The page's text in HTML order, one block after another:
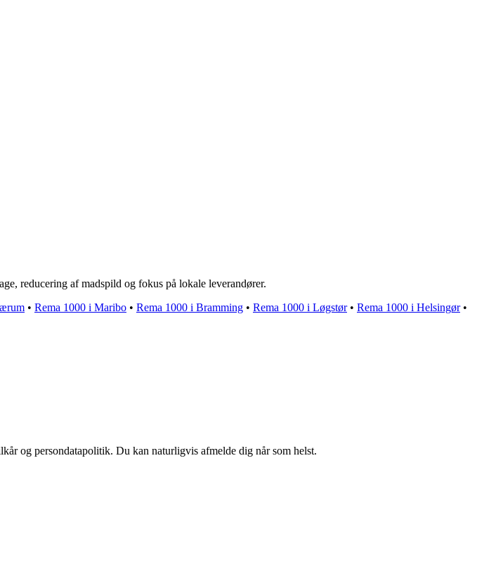
reducering af madspild og fokus på lokale leverandører.
• Rema 1000 i Maribo • Rema 1000 i Bramming • Rema 1000 i Løgstør• Rema 1000 i Helsingør•
og persondatapolitik. Du kan naturligvis afmelde dig når som helst.